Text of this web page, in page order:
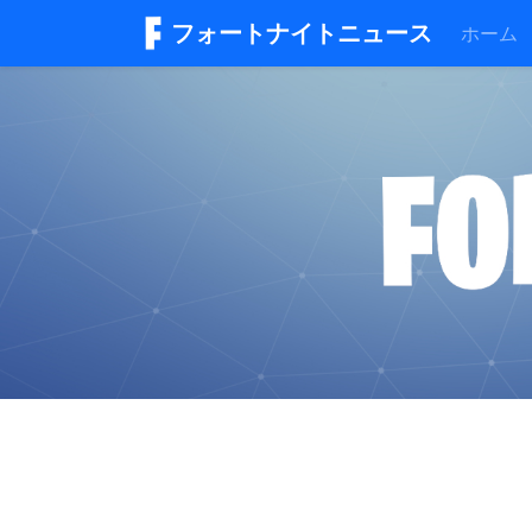
フォートナイトニュース ホーム